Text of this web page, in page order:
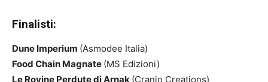
Finalisti:
Dune Imperium (Asmodee Italia)
Food Chain Magnate (MS Edizioni)
Le Rovine Perdute di Arnak (Cranio Creations)